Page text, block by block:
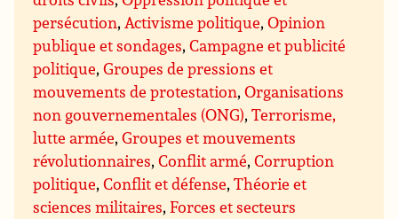
persécution,Activisme politique,Opinion
publique et sondages,Campagne et publicité
politique,Groupes de pressions et
mouvements de protestation,Organisations
non gouvernementales (ONG),Terrorisme,
lutte armée,Groupes et mouvements
révolutionnaires,Conflit armé,Corruption
politique,Conflit et défense,Théorie et
sciences militaires,Forces et secteurs